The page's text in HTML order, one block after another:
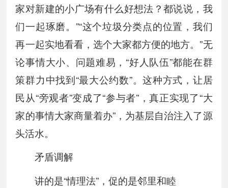
家对新建的小广场有什么好想法？都说说，我
们一起琢磨。”“这个垃圾分类点的位置，我们
再一起实地看看，选个大家都方便的地方。”无
论事情大小、问题难易，“好人队伍”都能在群
策群力中找到“最大公约数”。这种方式，让居
民从“旁观者”变成了“参与者”，真正实现了“大
家的事情大家商量着办”，为基层自治注入了源
头活水。
矛盾调解
讲的是“情理法”，促的是邻里和睦